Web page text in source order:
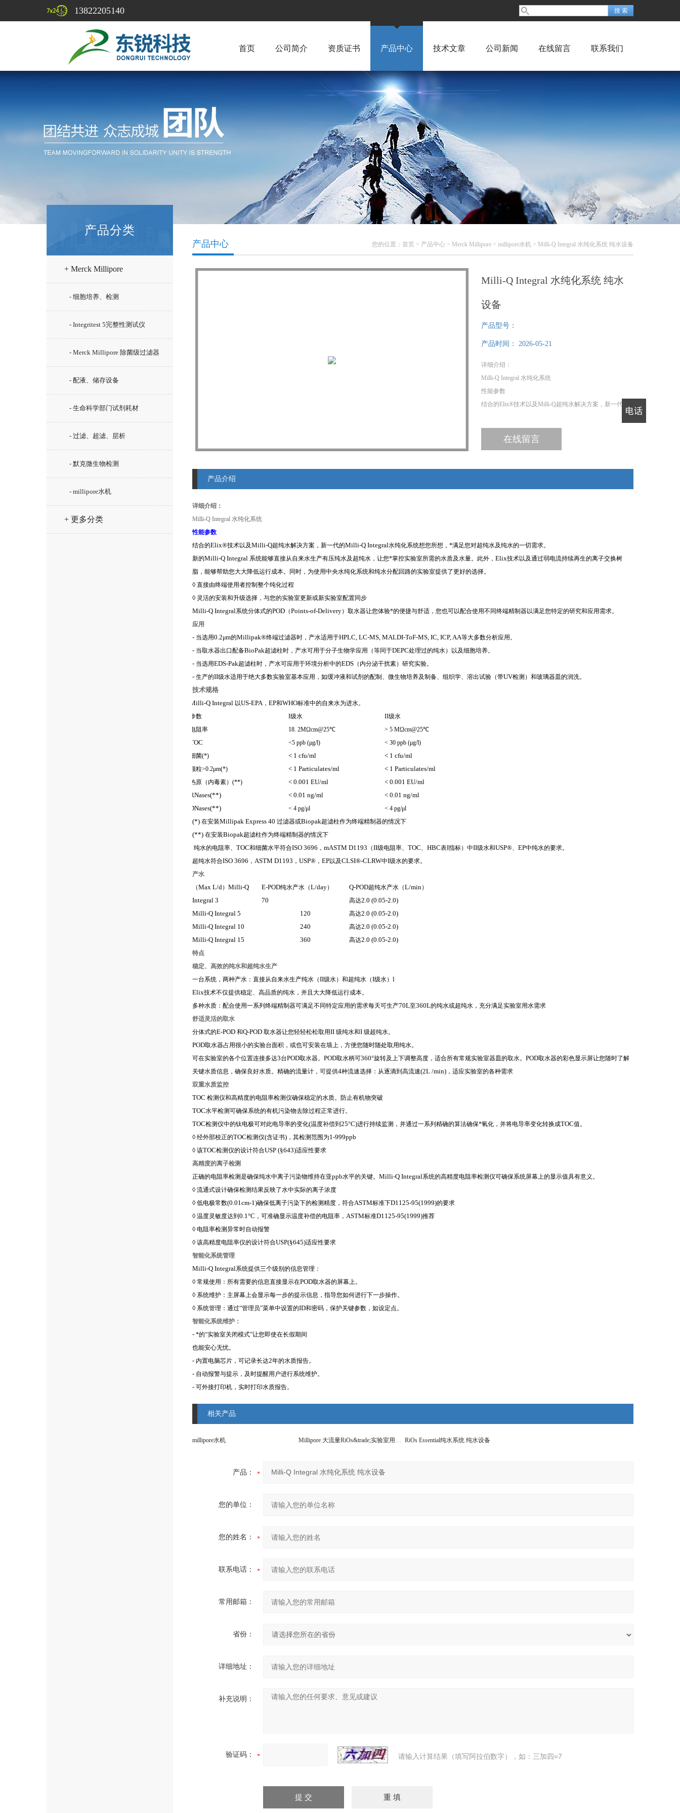
13822205140
首页 公司简介 资质证书 产品中心 技术文章 公司新闻 在线留言 联系我们
产品分类
+ Merck Millipore
- 细胞培养、检测
- Integritest 5完整性测试仪
- Merck Millipore 除菌级过滤器
- 配液、储存设备
- 生命科学部门试剂耗材
- 过滤、超滤、层析
- 默克微生物检测
- millipore水机
+ 更多分类
您的位置： 首页 > 产品中心 > Merck Millipore > millipore水机 > Milli-Q Integral 水纯化系统 纯水设备
产品中心
Milli-Q Integral 水纯化系统 纯水
设备
产品型号：
产品时间： 2026-05-21
详细介绍：
Milli-Q Integral 水纯化系统
性能参数
结合的Elix®技术以及Milli-Q超纯水解决方案，新一代的
新的Milli-Q Integral 系统能够直接从自来水生产有压纯水
Elix技术
在线留言
产品介绍
详细介绍：
Milli-Q Integral 水纯化系统
性能参数
结合的Elix®技术以及Milli-Q超纯水解决方案，新一代的Milli-Q Integral水纯化系统想您所想，*满足您对超纯水及纯水的一切需求。
新的Milli-Q Integral 系统能够直接从自来水生产有压纯水及超纯水，让您*掌控实验室所需的水质及水量。此外， Elix技术以及通过弱电流持续再生的离子交换树
脂，能够帮助您大大降低运行成本。同时，为使用中央水纯化系统和纯水分配回路的实验室提供了更好的选择。
◊ 直接由终端使用者控制整个纯化过程
◊ 灵活的安装和升级选择，与您的实验室更新或新实验室配置同步
Milli-Q Integral系统分体式的POD （Points-of-Delivery）取水器让您体验*的便捷与舒适，您也可以配合使用不同终端精制器以满足您特定的研究和应用需求。
应用
- 当选用0.2μm的Millipak®终端过滤器时，产水适用于HPLC, LC-MS, MALDI-ToF-MS, IC, ICP, AA等大多数分析应用。
- 当取水器出口配备BioPak超滤柱时，产水可用于分子生物学应用（等同于DEPC处理过的纯水）以及细胞培养。
- 当选用EDS-Pak超滤柱时，产水可应用于环境分析中的EDS （内分泌干扰素）研究实验。
- 生产的II级水适用于绝大多数实验室基本应用，如缓冲液和试剂的配制、微生物培养及制备、组织学、溶出试验（带UV检测）和玻璃器皿的润洗。
技术规格
Milli-Q Integral 以US-EPA，EP和WHO标准中的自来水为进水。
参数
电阻率
TOC
细菌(*)
颗粒>0.2μm(*)
热原（内毒素）(**)
RNases(**)
DNases(**)
I级水
18. 2MΩcm@25℃
<5 ppb (μg/l)
< 1 cfu/ml
< 1 Particulates/ml
< 0.001 EU/ml
< 0.01 ng/ml
< 4 pg/μl
II级水
> 5 MΩcm@25℃
< 30 ppb (μg/l)
< 1 cfu/ml
< 1 Particulates/ml
< 0.001 EU/ml
< 0.01 ng/ml
< 4 pg/μl
(*) 在安装Millipak Express 40 过滤器或Biopak超滤柱作为终端精制器的情况下
(**) 在安装Biopak超滤柱作为终端精制器的情况下
纯水的电阻率、 TOC和细菌水平符合ISO 3696 ， mASTM D1193 （II级电阻率、 TOC、 HBC表I指标）中II级水和USP®、 EP中纯水的要求。
超纯水符合ISO 3696 ， ASTM D1193 ， USP® ， EP以及CLSI®-CLRW中I级水的要求。
产水
（Max L/d） Milli-Q
Integral 3
Milli-Q Integral 5
Milli-Q Integral 10
Milli-Q Integral 15
E-POD纯水产水（L/day）
70
120
240
360
Q-POD超纯水产水（L/min）
高达2.0 (0.05-2.0)
高达2.0 (0.05-2.0)
高达2.0 (0.05-2.0)
高达2.0 (0.05-2.0)
特点
稳定、高效的纯水和超纯水生产
一台系统，两种产水：直接从自来水生产纯水（II级水）和超纯水（I级水） l
Elix技术不仅提供稳定、高品质的纯水，并且大大降低运行成本。
多种水质：配合使用一系列终端精制器可满足不同特定应用的需求每天可生产70L至360L的纯水或超纯水，充分满足实验室用水需求
舒适灵活的取水
分体式的E-POD 和Q-POD 取水器让您轻轻松松取用II 级纯水和I 级超纯水。
POD取水器占用很小的实验台面积，或也可安装在墙上，方便您随时随处取用纯水。
可在实验室的各个位置连接多达3台POD取水器。 POD取水柄可360°旋转及上下调整高度，适合所有常规实验室器皿的取水。 POD取水器的彩色显示屏让您随时了解
关键水质信息，确保良好水质。精确的流量计，可提供4种流速选择：从逐滴到高流速(2L /min) ，适应实验室的各种需求
双重水质监控
TOC 检测仪和高精度的电阻率检测仪确保稳定的水质。防止有机物突破
TOC水平检测可确保系统的有机污染物去除过程正常进行。
TOC检测仪中的钛电极可对此电导率的变化(温度补偿到 25°C)进行持续监测，并通过一系列精确的算法确保*氧化，并将电导率变化转换成TOC值。
◊ 经外部校正的TOC检测仪(含证书) ，其检测范围为1-999ppb
◊ 该TOC检测仪的设计符合USP (§643)适应性要求
高精度的离子检测
正确的电阻率检测是确保纯水中离子污染物维持在亚ppb水平的关键。 Milli-Q Integral系统的高精度电阻率检测仪可确保系统屏幕上的显示值具有意义。
◊ 流通式设计确保检测结果反映了水中实际的离子浓度
◊ 低电极常数(0.01cm-1)确保低离子污染下的检测精度，符合ASTM标准下D1125-95(1999)的要求
◊ 温度灵敏度达到 0.1°C ，可准确显示温度补偿的电阻率， ASTM标准D1125-95(1999)推荐
◊ 电阻率检测异常时自动报警
◊ 该高精度电阻率仪的设计符合USP(§645)适应性要求
智能化系统管理
Milli-Q Integral系统提供三个级别的信息管理：
◊ 常规使用：所有需要的信息直接显示在POD取水器的屏幕上。
◊ 系统维护：主屏幕上会显示每一步的提示信息，指导您如何进行下一步操作。
◊ 系统管理：通过“管理员”菜单中设置的ID和密码，保护关键参数，如设定点。
智能化系统维护：
- *的“实验室关闭模式”让您即使在长假期间
也能安心无忧。
- 内置电脑芯片，可记录长达2年的水质报告。
- 自动报警与提示，及时提醒用户进行系统维护。
- 可外接打印机，实时打印水质报告。
相关产品
millipore水机 Millipore 大流量RiOs&trade;实验室用纯水机系统 纯水设备 RiOs Essential纯水系统 纯水设备
产品：
您的单位：
您的姓名：
联系电话：
常用邮箱：
省份：
详细地址：
补充说明：
验证码： 请输入计算结果（填写阿拉伯数字），如：三加四=7